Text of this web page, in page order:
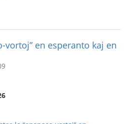
vortoj” en esperanto kaj en